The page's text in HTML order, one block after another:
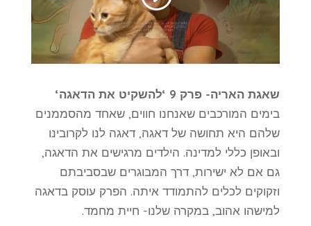
שאגת האריה- פרק 9 ‘להשקיט את הדאגה‘
בימים המורכבים שאנחנו חווים, שאחד מהסממנים
שלהם היא תחושה של דאגה, דאגה לנו לקרובינו
ובאופן כללי למדינה. הילדים מרגישים את הדאגה,
גם אם לא ישירות, דרך המבוגרים שבסביבתם
וזקוקים לכלים להתמודד איתה. הפרק עוסק בדאגה
למישהו אהוב, במקרה שלנו- חיית מחמד.